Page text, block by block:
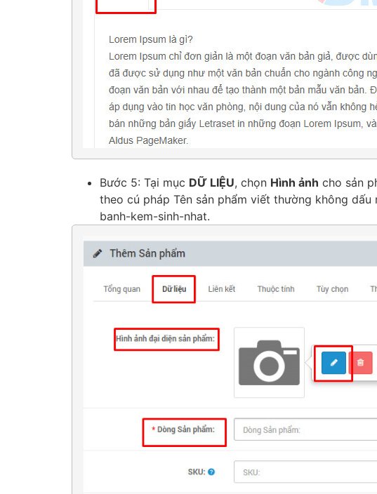
Bước 5: Tại mục DỮ LIỆU, chọn Hình ảnh cho sản
theo cú pháp Tên sản phẩm viết thường không dấu
banh-kem-sinh-nhat.